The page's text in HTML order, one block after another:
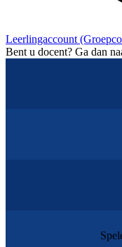
Leerlingaccount
Bent u docent? Ga dan